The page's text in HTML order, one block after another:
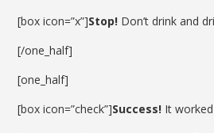
[box icon=”x”]Stop! Don’t drink and
[/one_half]
[one_half]
[box icon=”check”]Success! It